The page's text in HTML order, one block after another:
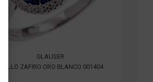
GLAUSER
ANILLO ZAFIRO ORO BLANCO 001404